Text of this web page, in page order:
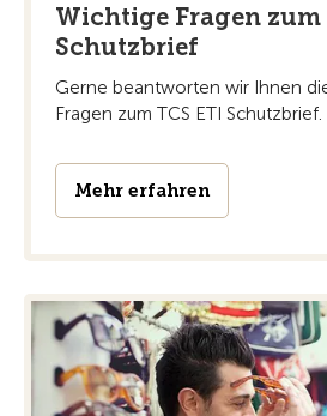
Wichtige Fragen zum
Schutzbrief
Gerne beantworten wir Ihnen
Fragen zum TCS ETI Schutzbrief.
Mehr erfahren